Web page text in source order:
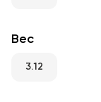
Вес
3.12